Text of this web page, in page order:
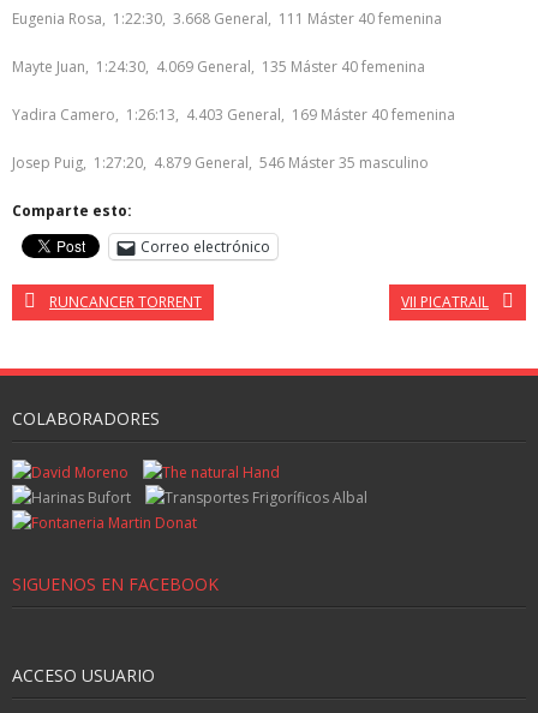
Eugenia Rosa, 1:22:30, 3.668 General, 111 Máster 40 femenina
Mayte Juan, 1:24:30, 4.069 General, 135 Máster 40 femenina
Yadira Camero, 1:26:13, 4.403 General, 169 Máster 40 femenina
Josep Puig, 1:27:20, 4.879 General, 546 Máster 35 masculino
Comparte esto:
Correo electrónico
RUNCANCER TORRENT VII PICATRAIL
COLABORADORES
SIGUENOS EN FACEBOOK
ACCESO USUARIO